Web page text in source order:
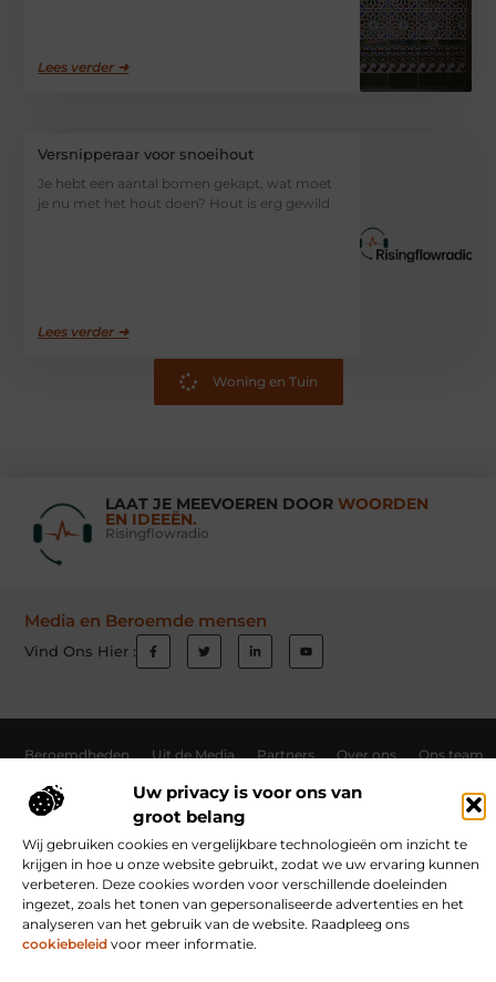
Uw privacy is voor ons van
groot belang
Wij gebruiken cookies en vergelijkbare technologieën om inzicht te
krijgen in hoe u onze website gebruikt, zodat we uw ervaring kunnen
verbeteren. Deze cookies worden voor verschillende doeleinden
ingezet, zoals het tonen van gepersonaliseerde advertenties en het
analyseren van het gebruik van de website. Raadpleeg ons
cookiebeleid voor meer informatie.
Lees verder ➜
Versnipperaar voor snoeihout
Je hebt een aantal bomen gekapt, wat moet
je nu met het hout doen? Hout is erg gewild
Lees verder ➜
Woning en Tuin
LAAT JE MEEVOEREN DOOR WOORDEN
EN IDEEËN.
Risingflowradio
Media en Beroemde mensen
Vind Ons Hier :
Beroemdheden Uit de Media Partners Over ons Ons team
Contact Schrijf mee Website index Cookiebeleid (EU)
Goede Links Inkopen: Hoe Jij Jouw Website Autoriteit Geeft
Inkomsten Genereren met Jouw Website: Ontdek Hoe Jij Online Verdient
All Rights Reserved © 2025
www.risingflowradio.nl.